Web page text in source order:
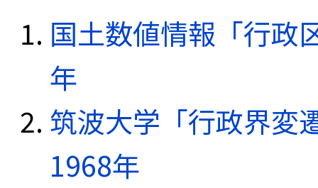
国土数値情報「行政
年
筑波大学「行政界変
1968年